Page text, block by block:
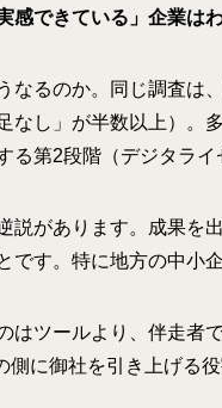
実感できている」企業は
なるのか。同じ調査は
足なし」が半数以上）。
る第2段階（デジタライ
説があります。成果を
です。特に地方の中小
はツールより、伴走者
側に御社を引き上げる役